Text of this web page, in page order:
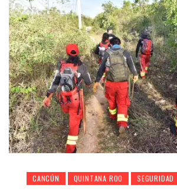
CANCÚN QUINTANA ROO SEGURIDAD